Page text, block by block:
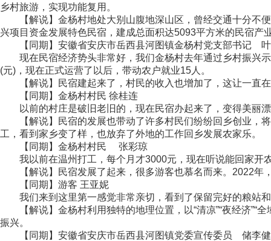
乡村旅游，实现功能复用。
【解说】金杨村地处大别山腹地深山区，曾经交通十分不便
兴项目资金发展特色民宿，建成总面积达5093平方米的民宿产
【同期】安徽省安庆市岳西县河图镇金杨村党支部书记
现在民宿经济势头非常好，我们金杨村去年通过乡村振兴示
(元)，现在正式运营了以后，带动农户就业15人。
【解说】民宿建起来了，村民的收入也增加了，这让一直
【同期】金杨村村民 徐桂连
以前的村庄是破旧老旧的，现在民宿办起来了，变得美丽漂
【解说】民宿的发展也带动了许多村民们纷纷回乡创业，将
工，看到家乡变了样，也放弃了外地的工作回乡发展农家乐。
【同期】金杨村村民 张彩琼
我以前在温州打工，每个月才3000元，现在听说能回家开
【解说】民宿发展了起来，很多游客也慕名而来。2022年
【同期】游客 王亚妮
我们来到这里第一感觉非常亲切，看到了保留完好的粮站
【解说】金杨村利用独特的地理位置，以“清凉”“夜经济”“
振兴。
【同期】安徽省安庆市岳西县河图镇党委宣传委员 储李健